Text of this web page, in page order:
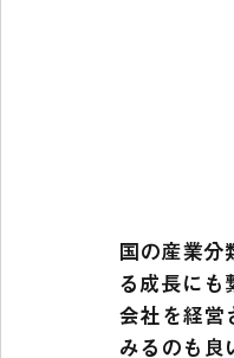
国の産業分
る成長にも
会社を経営
みるのも良